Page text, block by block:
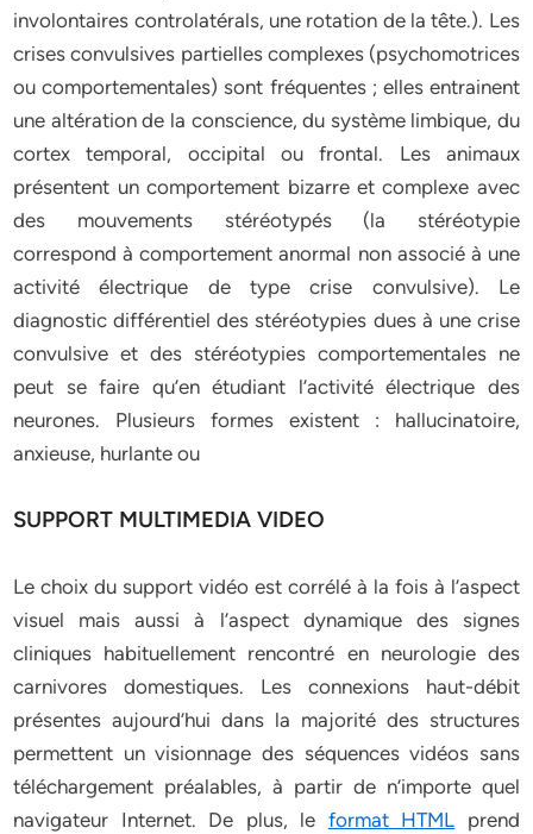
involontaires controlatérals, une rotation de la tête.). Les
crises convulsives partielles complexes (psychomotrices
ou comportementales) sont fréquentes ; elles entrainent
une altération de la conscience, du système limbique, du
cortex temporal, occipital ou frontal. Les animaux
présentent un comportement bizarre et complexe avec
des mouvements stéréotypés (la stéréotypie
correspond à comportement anormal non associé à une
activité électrique de type crise convulsive). Le
diagnostic différentiel des stéréotypies dues à une crise
convulsive et des stéréotypies comportementales ne
peut se faire qu’en étudiant l’activité électrique des
neurones. Plusieurs formes existent : hallucinatoire,
anxieuse, hurlante ou
SUPPORT MULTIMEDIA VIDEO
Le choix du support vidéo est corrélé à la fois à l’aspect
visuel mais aussi à l’aspect dynamique des signes
cliniques habituellement rencontré en neurologie des
carnivores domestiques. Les connexions haut-débit
présentes aujourd’hui dans la majorité des structures
permettent un visionnage des séquences vidéos sans
téléchargement préalables, à partir de n’importe quel
navigateur Internet. De plus, le format HTML prend